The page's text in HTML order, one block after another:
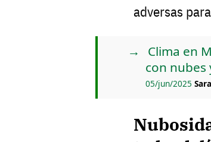
adversas
Clima en
con nubes
05/jun/2025